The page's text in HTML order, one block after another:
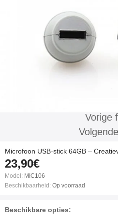
Vorige
Microfoon USB-stick 64GB –
23,90€
Model: MIC106
Beschikbaarheid: Op voorraad
Beschikbare opties: